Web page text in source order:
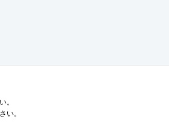
。
い。